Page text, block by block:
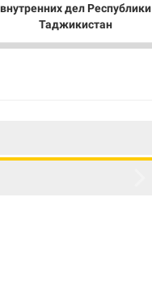
внутренних дел Республики
Таджикистан